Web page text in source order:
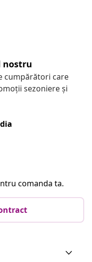
nostru
cumpărători care
sezoniere și
comanda ta.